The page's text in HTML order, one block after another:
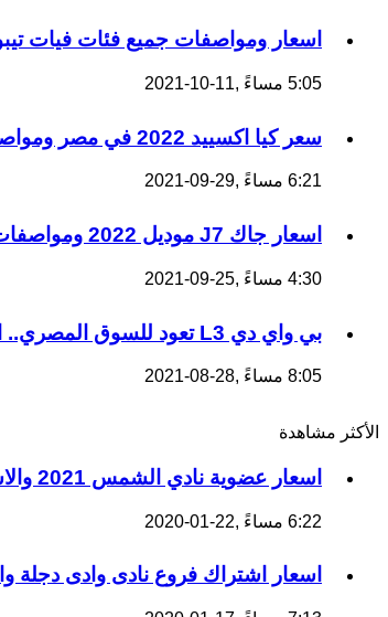
اسعار ومواصفات جميع فئات فيات تيبو 2022 السيدان
5:05 مساءً ,11-10-2021
سعر كيا اكسييد 2022 في مصر ومواصفات الفئات كاملة
6:21 مساءً ,29-09-2021
اسعار جاك J7 موديل 2022 ومواصفات الفئات في مصر
4:30 مساءً ,25-09-2021
بي واي دي L3 تعود للسوق المصري.. اسعار BYD L3 موديل 2022
8:05 مساءً ,28-08-2021
الأكثر مشاهدة
اسعار عضوية نادي الشمس 2021 والاشتراك السنوي ومعلومات عنه
6:22 مساءً ,22-01-2020
اسعار اشتراك فروع نادى وادى دجلة